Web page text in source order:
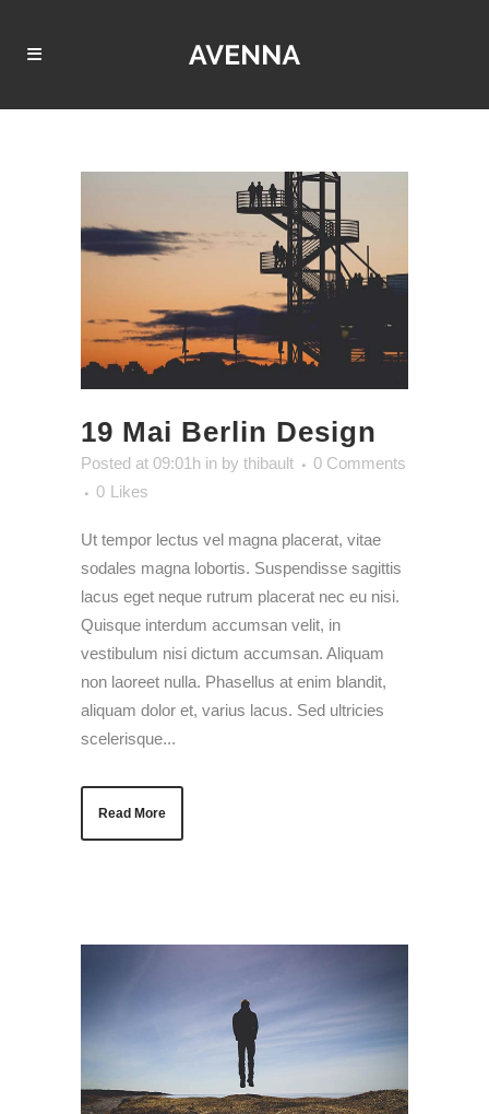
19 Mai Berlin Design
Posted at 09:01h in by thibault
0 Comments
0 Likes
Ut tempor lectus vel magna placerat, vitae
sodales magna lobortis. Suspendisse sagittis
lacus eget neque rutrum placerat nec eu nisi.
Quisque interdum accumsan velit, in
vestibulum nisi dictum accumsan. Aliquam
non laoreet nulla. Phasellus at enim blandit,
aliquam dolor et, varius lacus. Sed ultricies
scelerisque...
Read More